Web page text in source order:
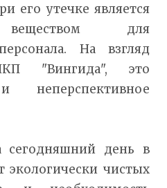
его утечке является
веществом для
На взгляд
"Вингида", это
неперспективное
сегодняшний день в
экологически чистых